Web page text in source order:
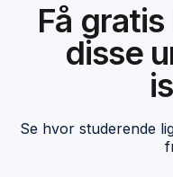
Få
disse
Se hvor studerende